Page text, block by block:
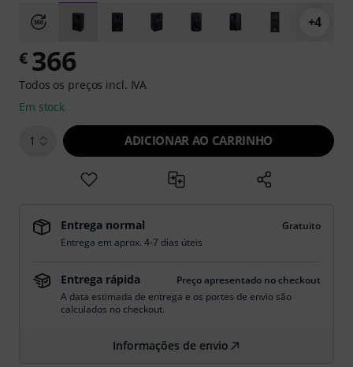
+4
€ 366
Todos os preços incl. IVA
Em stock
1 ADICIONAR AO CARRINHO
Entrega normal
Gratuito
Entrega em aprox. 4-7 dias úteis
Entrega rápida
Preço apresentado no checkout
A data estimada de entrega e os portes de envio são
calculados no checkout.
Informações de envio